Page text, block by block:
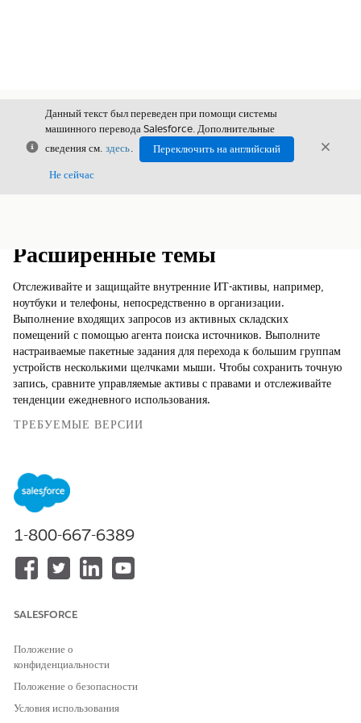
Закрыть
Данный текст был переведен при помощи системы
машинного перевода Salesforce. Дополнительные
сведения см. здесь.
Переключить на английский
Не сейчас
Расширенные темы
Отслеживайте и защищайте внутренние ИТ-активы, например,
ноутбуки и телефоны, непосредственно в организации.
Выполнение входящих запросов из активных складских
помещений с помощью агента поиска источников. Выполните
настраиваемые пакетные задания для перехода к большим группам
устройств несколькими щелчками мыши. Чтобы сохранить точную
запись, сравните управляемые активы с правами и отслеживайте
тенденции ежедневного использования.
ТРЕБУЕМЫЕ ВЕРСИИ
Доступно в версиях:
Edition с Agentforce IT Service.
Управление жизненными циклами и запасами аппаратных
активов
Упростите аппаратные операции, чтобы снизить стоимость
отслеживать тенденции нагрузки и ежедневного
использования, отслеживайте управляемые аппаратные активы
относительно приобретенных прав.
1-800-667-6389
SALESFORCE
Положение о
конфиденциальности
Положение о безопасности
Условия использования